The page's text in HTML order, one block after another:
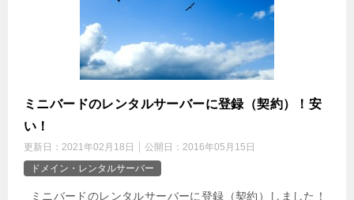
ミニバードのレンタルサーバーに登録（契約）！安
い！
更新日： 2021年02月18日 公開日： 2016年05月15日
ドメイン・レンタルサーバー
ミニバードのレンタルサーバーに登録（契約）しました！